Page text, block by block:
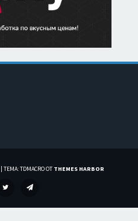
| ТЕМА: TDMACRO ОТ THEMES HARBOR
TWITTER